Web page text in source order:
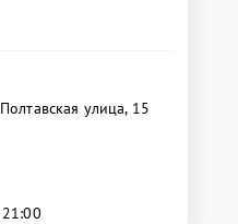
улица, 15